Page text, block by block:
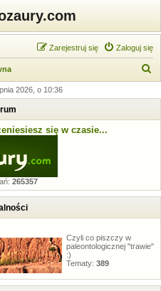
Zaloguj się
Zarejestruj się
k
2026, o 10:36
się w czasie...
265357
Czyli co piszczy w
paleontologicznej "trawie"
:)
Tematy: 389